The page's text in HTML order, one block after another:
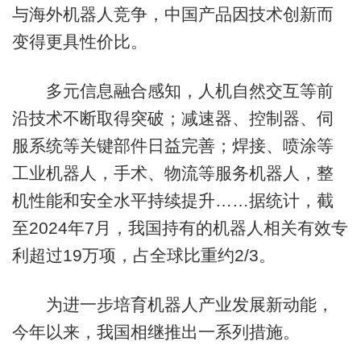
与海外机器人竞争，中国产品因技术创新而
变得更具性价比。
多元信息融合感知，人机自然交互等前
沿技术不断取得突破；减速器、控制器、伺
服系统等关键部件日益完善；焊接、喷涂等
工业机器人，手术、物流等服务机器人，整
机性能和安全水平持续提升……据统计，截
至2024年7月，我国持有的机器人相关有效专
利超过19万项，占全球比重约2/3。
为进一步培育机器人产业发展新动能，
今年以来，我国相继推出一系列措施。